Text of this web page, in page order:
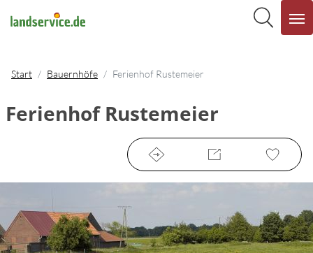
Start Bauernhöfe Ferienhof Rustemeier
Ferienhof Rustemeier